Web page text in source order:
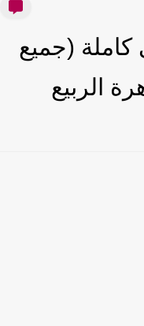
(جميع
الربيع